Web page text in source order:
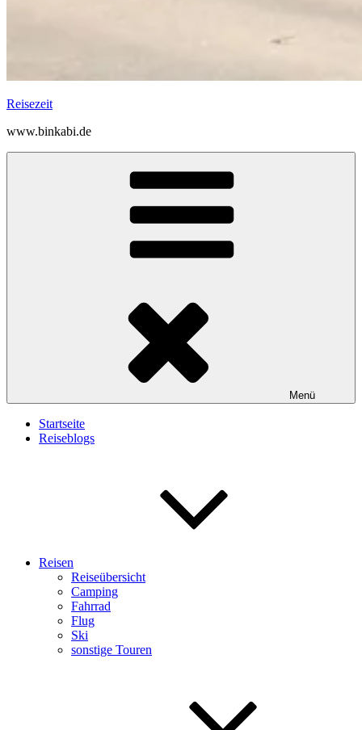
Reisezeit
www.binkabi.de
Menü
Startseite
Reiseblogs
Reisen
Reiseübersicht
Camping
Fahrrad
Flug
Ski
sonstige Touren